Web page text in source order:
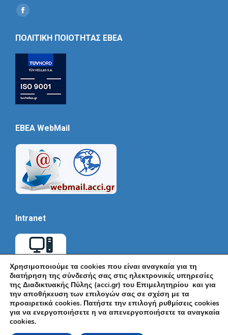
Find us on:
Social
ΠΟΛΙΤΙΚΗ ΠΟΙΟΤΗΤΑΣ ΕΒΕΑ
EBEA WebMail
Intranet
© Εμπορικό και Βιομηχανικό Επιμελητήριο Αθηνών 2026 |
Χρησιμοποιούμε τα cookies που είναι αναγκαία για τη
διατήρηση της σύνδεσής σας στις ηλεκτρονικές υπηρεσίες
της Διαδικτυακής Πύλης (acci.gr) του Επιμελητηρίου και για
την αποθήκευση των επιλογών σας σε σχέση με τα
προαιρετικά cookies. Πατήστε την επιλογή ρυθμίσεις cookies
για να ενεργοποιήσετε η να απενεργοποιήσετε τα αναγκαία
cookies.